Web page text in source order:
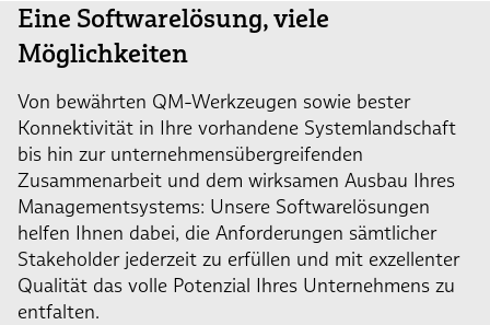
Eine Softwarelösung, viele
Möglichkeiten
Von bewährten QM-Werkzeugen sowie bester
Konnektivität in Ihre vorhandene Systemlandschaft
bis hin zur unternehmensübergreifenden
Zusammenarbeit und dem wirksamen Ausbau Ihres
Managementsystems: Unsere Softwarelösungen
helfen Ihnen dabei, die Anforderungen sämtlicher
Stakeholder jederzeit zu erfüllen und mit exzellenter
Qualität das volle Potenzial Ihres Unternehmens zu
entfalten.